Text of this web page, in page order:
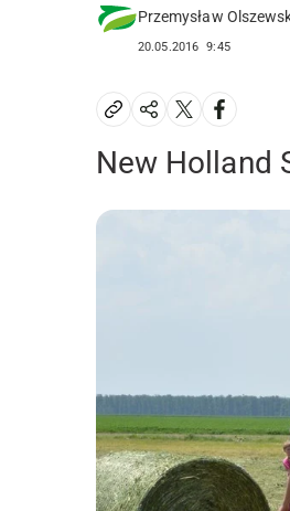
Przemysław
20.05.2016 9:45
New Holland